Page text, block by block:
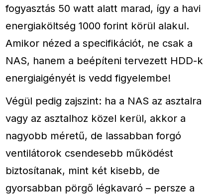
fogyasztás 50 watt alatt marad, így a havi
energiaköltség 1000 forint körül alakul.
Amikor nézed a specifikációt, ne csak a
NAS, hanem a beépíteni tervezett HDD-k
energiaigényét is vedd figyelembe!
Végül pedig zajszint: ha a NAS az asztalra
vagy az asztalhoz közel kerül, akkor a
nagyobb méretű, de lassabban forgó
ventilátorok csendesebb működést
biztosítanak, mint két kisebb, de
gyorsabban pörgő légkavaró – persze a